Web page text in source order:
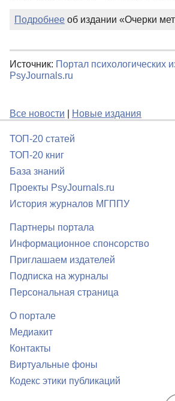
Подробнее об издании «Очерки
Источник: Портал психологических
PsyJournals.ru
Все новости Новые издания
ТОП-20 статей
ТОП-20 книг
База знаний
Проекты PsyJournals.ru
История журналов МГППУ
Партнеры портала
Информационное спонсорство
Приглашаем издателей
Подписка на журналы
Персональная страница
О портале
Медиакит
Контакты
Виртуальные фоны
Кодекс этики публикаций